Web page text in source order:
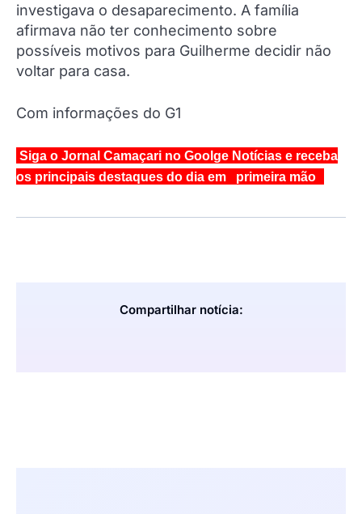
investigava o desaparecimento. A família
afirmava não ter conhecimento sobre
possíveis motivos para Guilherme decidir não
voltar para casa.
Com informações do G1
Siga o Jornal Camaçari no Goolge Notícias e receba
os principais destaques do dia em primeira mão
Compartilhar notícia: